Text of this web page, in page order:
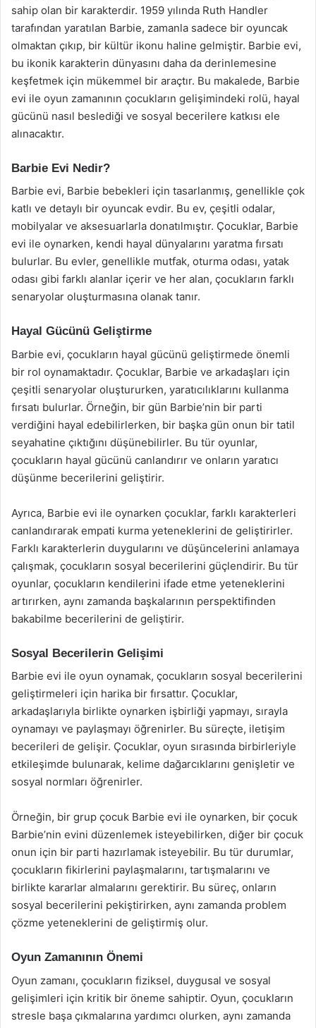
sahip olan bir karakterdir. 1959 yılında Ruth Handler
tarafından yaratılan Barbie, zamanla sadece bir oyuncak
olmaktan çıkıp, bir kültür ikonu haline gelmiştir. Barbie evi,
bu ikonik karakterin dünyasını daha da derinlemesine
keşfetmek için mükemmel bir araçtır. Bu makalede, Barbie
evi ile oyun zamanının çocukların gelişimindeki rolü, hayal
gücünü nasıl beslediği ve sosyal becerilere katkısı ele
alınacaktır.
Barbie Evi Nedir?
Barbie evi, Barbie bebekleri için tasarlanmış, genellikle çok
katlı ve detaylı bir oyuncak evdir. Bu ev, çeşitli odalar,
mobilyalar ve aksesuarlarla donatılmıştır. Çocuklar, Barbie
evi ile oynarken, kendi hayal dünyalarını yaratma fırsatı
bulurlar. Bu evler, genellikle mutfak, oturma odası, yatak
odası gibi farklı alanlar içerir ve her alan, çocukların farklı
senaryolar oluşturmasına olanak tanır.
Hayal Gücünü Geliştirme
Barbie evi, çocukların hayal gücünü geliştirmede önemli
bir rol oynamaktadır. Çocuklar, Barbie ve arkadaşları için
çeşitli senaryolar oluştururken, yaratıcılıklarını kullanma
fırsatı bulurlar. Örneğin, bir gün Barbie’nin bir parti
verdiğini hayal edebilirlerken, bir başka gün onun bir tatil
seyahatine çıktığını düşünebilirler. Bu tür oyunlar,
çocukların hayal gücünü canlandırır ve onların yaratıcı
düşünme becerilerini geliştirir.
Ayrıca, Barbie evi ile oynarken çocuklar, farklı karakterleri
canlandırarak empati kurma yeteneklerini de geliştirirler.
Farklı karakterlerin duygularını ve düşüncelerini anlamaya
çalışmak, çocukların sosyal becerilerini güçlendirir. Bu tür
oyunlar, çocukların kendilerini ifade etme yeteneklerini
artırırken, aynı zamanda başkalarının perspektifinden
bakabilme becerilerini de geliştirir.
Sosyal Becerilerin Gelişimi
Barbie evi ile oyun oynamak, çocukların sosyal becerilerini
geliştirmeleri için harika bir fırsattır. Çocuklar,
arkadaşlarıyla birlikte oynarken işbirliği yapmayı, sırayla
oynamayı ve paylaşmayı öğrenirler. Bu süreçte, iletişim
becerileri de gelişir. Çocuklar, oyun sırasında birbirleriyle
etkileşimde bulunarak, kelime dağarcıklarını genişletir ve
sosyal normları öğrenirler.
Örneğin, bir grup çocuk Barbie evi ile oynarken, bir çocuk
Barbie’nin evini düzenlemek isteyebilirken, diğer bir çocuk
onun için bir parti hazırlamak isteyebilir. Bu tür durumlar,
çocukların fikirlerini paylaşmalarını, tartışmalarını ve
birlikte kararlar almalarını gerektirir. Bu süreç, onların
sosyal becerilerini pekiştirirken, aynı zamanda problem
çözme yeteneklerini de geliştirmiş olur.
Oyun Zamanının Önemi
Oyun zamanı, çocukların fiziksel, duygusal ve sosyal
gelişimleri için kritik bir öneme sahiptir. Oyun, çocukların
stresle başa çıkmalarına yardımcı olurken, aynı zamanda